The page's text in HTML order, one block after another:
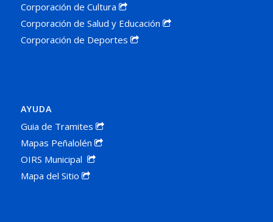
Corporación de Cultura
Corporación de Salud y Educación
Corporación de Deportes
AYUDA
Guia de Tramites
Mapas Peñalolén
OIRS Municipal
Mapa del Sitio